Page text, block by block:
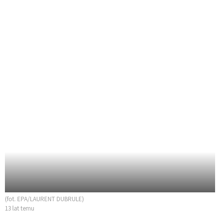
(fot. EPA/LAURENT DUBRULE)
13 lat temu